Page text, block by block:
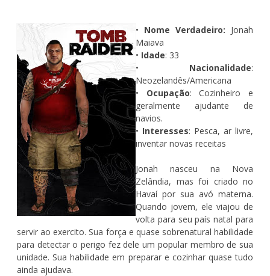
• Nome Verdadeiro: Jonah
Maiava
• Idade: 33
• Nacionalidade:
Neozelandês/Americana
• Ocupação: Cozinheiro e
geralmente ajudante de
navios.
• Interesses: Pesca, ar livre,
inventar novas receitas
Jonah nasceu na Nova
Zelândia, mas foi criado no
Havaí por sua avó materna.
Quando jovem, ele viajou de
volta para seu país natal para
servir ao exercito. Sua força e quase sobrenatural habilidade
para detectar o perigo fez dele um popular membro de sua
unidade. Sua habilidade em preparar e cozinhar quase tudo
ainda ajudava.